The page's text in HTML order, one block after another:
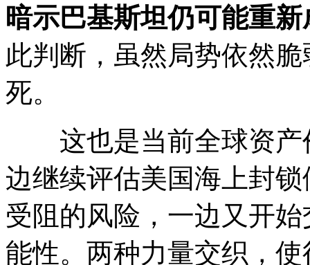
暗示巴基斯坦仍可能重
此判断，虽然局势依然
死。
这也是当前全球资产
边继续评估美国海上封
受阻的风险，一边又开
能性。两种力量交织，